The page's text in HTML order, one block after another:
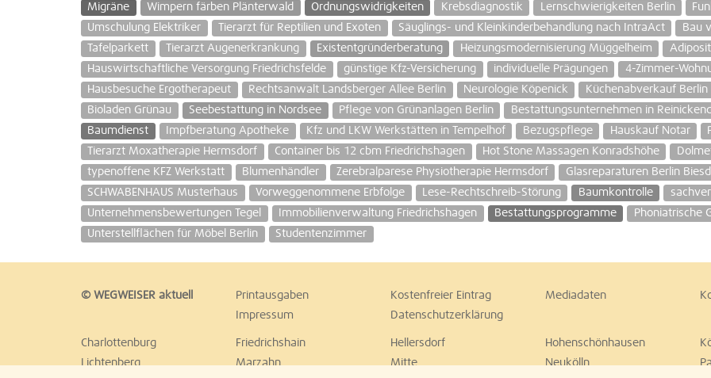
Migräne
Wimpern färben Plänterwald Ordnungswidrigkeiten Krebsdiagnostik Lernschwierigkeiten Berlin
Umschulung Elektriker
Tierarzt für Reptilien und Exoten Säuglings- und Kleinkinderbehandlung nach IntraAct Bau
Tafelparkett
Tierarzt Augenerkrankung Existentgründerberatung Heizungsmodernisierung Müggelheim
Hauswirtschaftliche Versorgung Friedrichsfelde
günstige Kfz-Versicherung individuelle Prägungen 4-Zimmer-
Hausbesuche Ergotherapeut
Rechtsanwalt Landsberger Allee Berlin Neurologie Köpenick Küchenabverkauf Berlin
Bioladen Grünau
Seebestattung in Nordsee Pflege von Grünanlagen Berlin Bestattungsunternehmen in
Baumdienst
Impfberatung Apotheke Kfz und LKW Werkstätten in Tempelhof Bezugspflege Hauskauf Notar
Tierarzt Moxatherapie Hermsdorf
Container bis 12 cbm Friedrichshagen Hot Stone Massagen Konradshöhe
typenoffene KFZ Werkstatt
Blumenhändler Zerebralparese Physiotherapie Hermsdorf Glasreparaturen Berlin
SCHWABENHAUS Musterhaus
Vorweggenommene Erbfolge Lese-Rechtschreib-Störung Baumkontrolle
Unternehmensbewertungen Tegel
Immobilienverwaltung Friedrichshagen Bestattungsprogramme Phoniatrische
Unterstellflächen für Möbel Berlin
Studentenzimmer
© WEGWEISER aktuell Printausgaben Kostenfreier Eintrag Mediadaten
Impressum
Datenschutzerklärung
Charlottenburg Friedrichshain Hellersdorf Hohenschönhausen
Lichtenberg
Marzahn Mitte Neukölln